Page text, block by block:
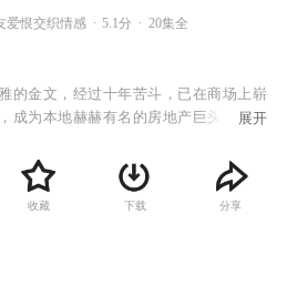
爱恨交织情感 5.1分 20集全
的金文，经过十年苦斗，已在商场上崭
成为本地赫赫有名的房地产巨头。然而
。命运的阴差阳错，使丁碧琼嫁给了一
她的秦汉阳。一次同学会上，金文和丁
遇，两人感慨万千。而后发生的一件件
展开
收藏 下载 分享